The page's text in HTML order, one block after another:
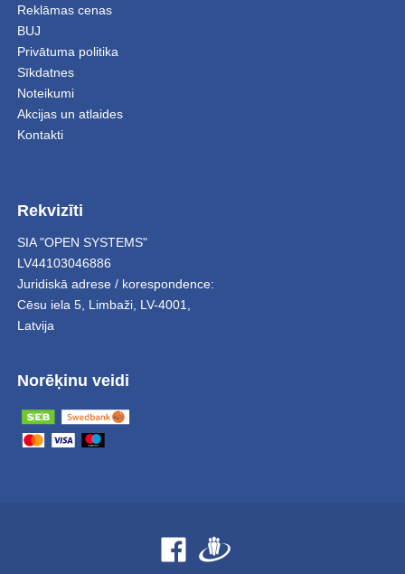
Reklāmas cenas
BUJ
Privātuma politika
Sīkdatnes
Noteikumi
Akcijas un atlaides
Kontakti
Rekvizīti
SIA "OPEN SYSTEMS"
LV44103046886
Juridiskā adrese / korespondence:
Cēsu iela 5, Limbaži, LV-4001,
Latvija
Norēķinu veidi